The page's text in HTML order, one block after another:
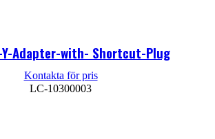
Y-Adapter-with- Shortcut-Plug
LC-10300003